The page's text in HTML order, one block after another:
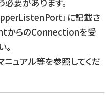
要があります。
」に記載さ
からのConnectionを受
。
ュアル等を参照してくだ